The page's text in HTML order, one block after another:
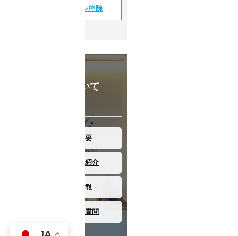
住宅ローン控除
当社について
会社概要
スタッフ紹介
採用情報
よくある質問